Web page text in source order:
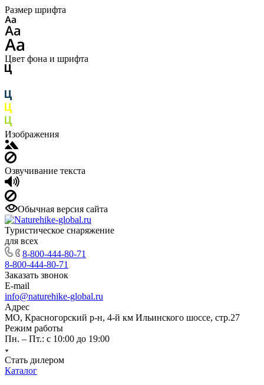
Размер шрифта
Цвет фона и шрифта
Изображения
Озвучивание текста
Обычная версия сайта
Туристическое снаряжение
для всех
8-800-444-80-71
8-800-444-80-71
Заказать звонок
E-mail
info@naturehike-global.ru
Адрес
МО, Красногорский р-н, 4-й км Ильинского шоссе, стр.27
Режим работы
Пн. – Пт.: с 10:00 до 19:00
Стать дилером
Каталог